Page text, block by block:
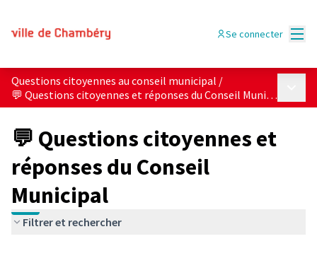
Se connecter
Questions citoyennes au conseil municipal /
💬 Questions citoyennes et réponses du Conseil Municipal
💬 Questions citoyennes et
réponses du Conseil
Municipal
Filtrer et rechercher